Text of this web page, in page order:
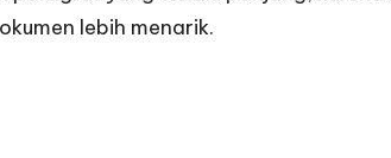
lebih menarik.